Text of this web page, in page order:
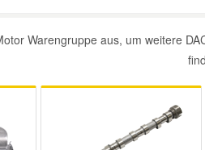
Warengruppe aus, um weitere